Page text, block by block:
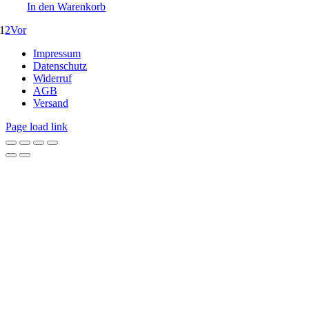
In den Warenkorb
1 2Vor
Impressum
Datenschutz
Widerruf
AGB
Versand
Page load link